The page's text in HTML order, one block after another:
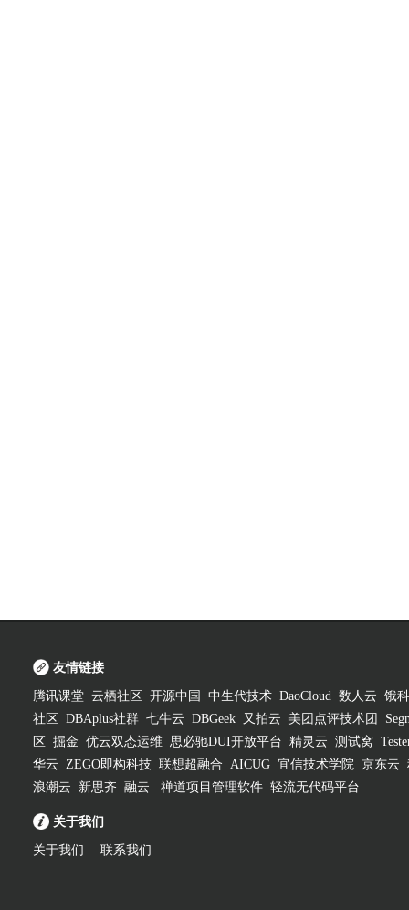
友情链接
腾讯课堂 云栖社区 开源中国 中生代技术 DaoCloud 数人云 饿
社区
DBAplus社群 七牛云 DBGeek 又拍云 美团点评技术团
区
掘金 优云双态运维 思必驰DUI开放平台 精灵云 测试窝
华云 ZEGO即构科技 联想超融合 AICUG 宜信技术学院 京东云
浪潮云
新思齐 融云 禅道项目管理软件 轻流无代码平台
关于我们
关于我们 联系我们